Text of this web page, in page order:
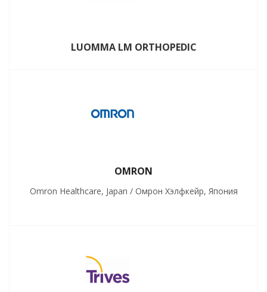
LUOMMA LM ORTHOPEDIC
OMRON
Omron Healthcare, Japan / Омрон Хэлфкейр, Япония